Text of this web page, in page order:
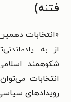
فتنه)
«انتخابات
از به
شکوهمند
انتخابات
رویدادهای